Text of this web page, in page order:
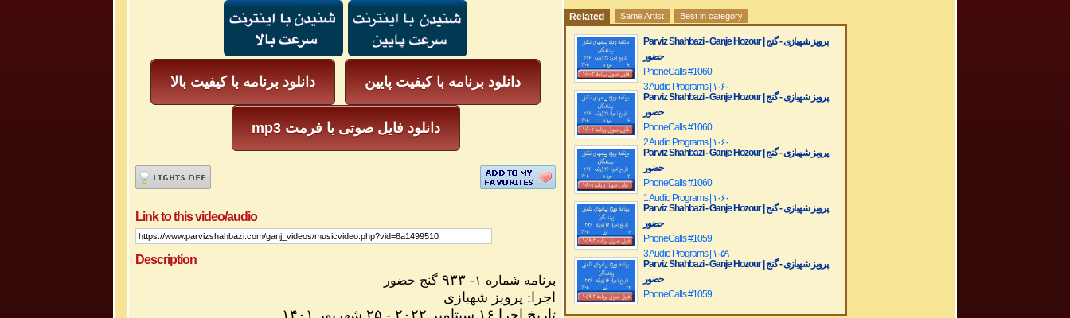
دانلود برنامه با کیفیت بالا دانلود برنامه با کیفیت پایین
mp3 دانلود فایل صوتی با فرمت
Link to this video/audio
Description
برنامه شماره ۱- ۹۳۳ گنج حضور
اجرا: پرویز شهبازی
۱۴۰۱
تاریخ اجرا ۱۶ سپتامبر ۲۰۲۲ - ۲۵ شهریور
Related Same Artist Best in category
Parviz Shahbazi - Ganje Hozour | پرویز شهبازی - گنج
حضور
PhoneCalls #1060
3 Audio Programs | ۱۰۶۰
Parviz Shahbazi - Ganje Hozour | پرویز شهبازی - گنج
حضور
PhoneCalls #1060
2 Audio Programs | ۱۰۶۰
Parviz Shahbazi - Ganje Hozour | پرویز شهبازی - گنج
حضور
PhoneCalls #1060
1 Audio Programs | ۱۰۶۰
Parviz Shahbazi - Ganje Hozour | پرویز شهبازی - گنج
حضور
PhoneCalls #1059
3 Audio Programs | ۱۰۵۹
Parviz Shahbazi - Ganje Hozour | پرویز شهبازی - گنج
حضور
PhoneCalls #1059